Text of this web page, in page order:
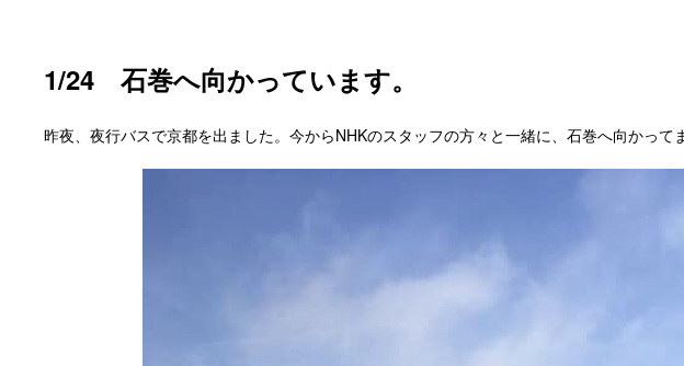
1/24 石巻へ向かっています。
昨夜、夜行バスで京都を出ました。今からNHKのスタッフの方々と一緒に、石巻へ向かって